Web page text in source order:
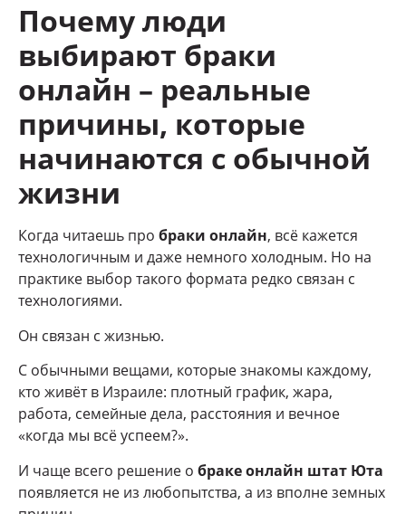
Почему люди
выбирают браки
онлайн – реальные
причины, которые
начинаются с обычной
жизни
Когда читаешь про браки онлайн, всё кажется
технологичным и даже немного холодным. Но на
практике выбор такого формата редко связан с
технологиями.
Он связан с жизнью.
С обычными вещами, которые знакомы каждому,
кто живёт в Израиле: плотный график, жара,
работа, семейные дела, расстояния и вечное
«когда мы всё успеем?».
И чаще всего решение о браке онлайн штат Юта
появляется не из любопытства, а из вполне земных